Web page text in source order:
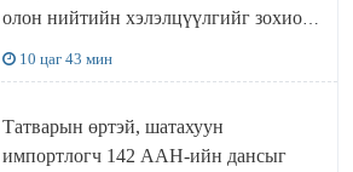
олон нийтийн хэлэлцүүлгийг зохион
10 цаг 43 мин
Татварын өртэй, шатахуун
импортлогч 142 ААН-ийн дансыг